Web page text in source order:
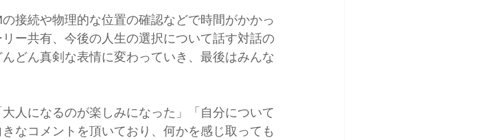
接続や物理的な位置の確認などで時間がかかっ
ー共有、今後の人生の選択について話す対話の
どん真剣な表情に変わっていき、最後はみんな
人になるのが楽しみになった」「自分について
なコメントを頂いており、何かを感じ取っても